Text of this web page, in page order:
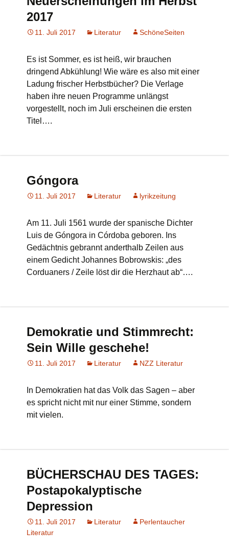
2017
11. Juli 2017 Literatur SchöneSeiten
Es ist Sommer, es ist heiß, wir brauchen
dringend Abkühlung! Wie wäre es also mit einer
Ladung frischer Herbstbücher? Die Verlage
haben ihre neuen Programme unlängst
vorgestellt, noch im Juli erscheinen die ersten
Titel….
Góngora
11. Juli 2017 Literatur lyrikzeitung
Am 11. Juli 1561 wurde der spanische Dichter
Luis de Góngora in Córdoba geboren. Ins
Gedächtnis gebrannt anderthalb Zeilen aus
einem Gedicht Johannes Bobrowskis: „des
Corduaners / Zeile löst dir die Herzhaut ab“….
Demokratie und Stimmrecht:
Sein Wille geschehe!
11. Juli 2017 Literatur NZZ Literatur
In Demokratien hat das Volk das Sagen – aber
es spricht nicht mit nur einer Stimme, sondern
mit vielen.
BÜCHERSCHAU DES TAGES:
Postapokalyptische
Depression
11. Juli 2017 Literatur
Perlentaucher
Literatur